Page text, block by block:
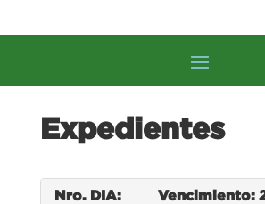
Expedientes
Nro. DIA: Vencimiento: